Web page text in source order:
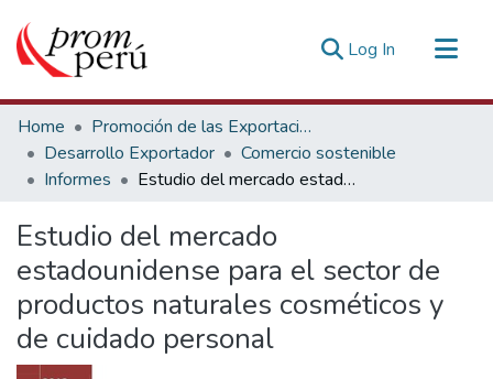
Log In (current)
Communities & Collections
All of DSpace
Statistics
Home
Promoción de las Exportaciones
Desarrollo Exportador
Comercio sostenible
Informes
Estudio del mercado estadounidense para el sector de productos naturales cosméticos y de cuidado personal
Estudio del mercado
estadounidense para el sector de
productos naturales cosméticos y
de cuidado personal